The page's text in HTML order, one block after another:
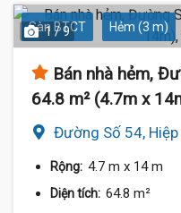
Sàn BTCT Hẻm (3 m)
1 / 9
Bán nhà hẻm,
64.8 m² (4.7m x
Đường Số 54,
Rộng: 4.7 m x 14 m
Diện tích: 64.8 m²